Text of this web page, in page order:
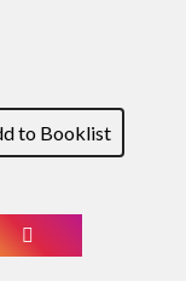
to Booklist